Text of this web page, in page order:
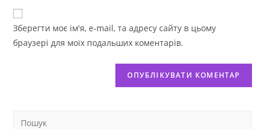
Зберегти моє ім'я, e-mail, та адресу сайту в цьому
браузері для моїх подальших коментарів.